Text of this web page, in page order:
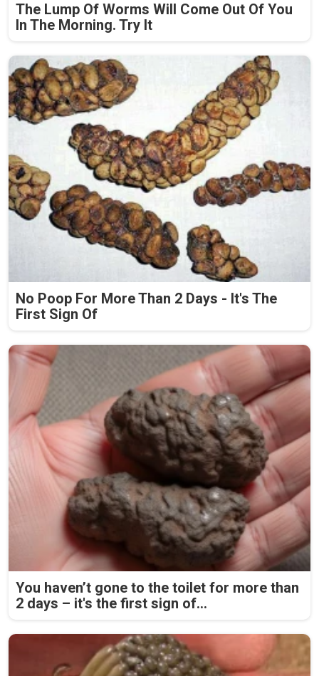
The Lump Of Worms Will Come Out Of You
In The Morning. Try It
No Poop For More Than 2 Days - It's The
First Sign Of
You haven’t gone to the toilet for more than
2 days – it's the first sign of...